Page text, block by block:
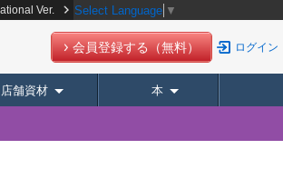
】 Ver. Select Language ▼
会員登録する（無料） ログイン
舗資材 本